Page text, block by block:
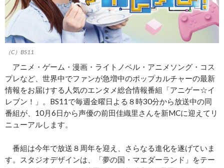
（C）BS11
アニメ・ゲーム・漫画・ライトノベル・アニメソング・コス
プレなど、世界中でファンが急増中のポップカルチャーの最新
情報をお届けする人気のエンタメ総合情報番組「アニゲー☆イ
レブン！」。BS11で毎週金曜日よる８時30分から放送中の同
番組が、10月6日から声優の前田佳織里さんを新MCに迎えてリ
ニューアルします。
番組は今年で放送８周年を迎え、さらなる進化を遂げていま
す。スタジオデザインは、「夢の国・マエダーランド」をテー